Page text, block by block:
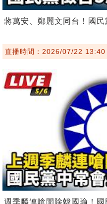
蔣萬安、鄭麗文同台！國
直播時間：2026/07/22 13:40
週季麟連嗆開除韓國瑜！